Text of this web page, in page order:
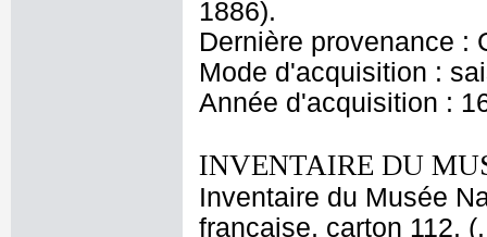
1886).
Dernière provenance :
Mode d'acquisition :
Année d'acquisition :
INVENTAIRE DU
Inventaire du Musée
française, carton 112.